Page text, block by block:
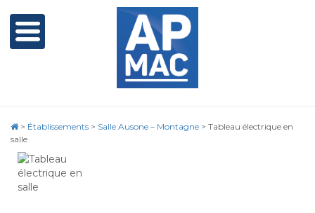
> Établissements > Salle Ausone – Montagne > Tableau électrique en
salle